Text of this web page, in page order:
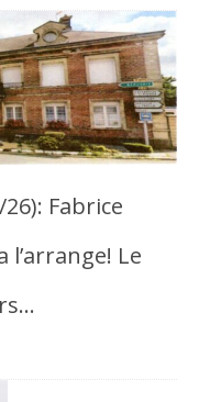
Fabrice
l’arrange! Le